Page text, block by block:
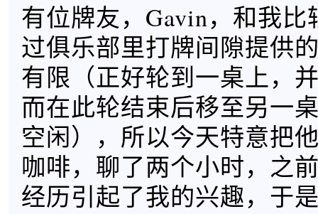
有位牌友，Gavin，和我比
过俱乐部里打牌间隙提供
有限（正好轮到一桌上，
而在此轮结束后移至另一
空闲），所以今天特意把
咖啡，聊了两个小时，之
经历引起了我的兴趣，于